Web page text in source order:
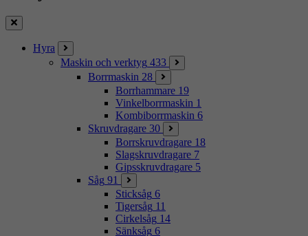
Stäng
Hyra
Maskin och verktyg 433
Borrmaskin 28
Borrhammare 19
Vinkelborrmaskin 1
Kombiborrmaskin 6
Skruvdragare 30
Borrskruvdragare 18
Slagskruvdragare 7
Gipsskruvdragare 5
Såg 91
Sticksåg 6
Tigersåg 11
Cirkelsåg 14
Sänksåg 6